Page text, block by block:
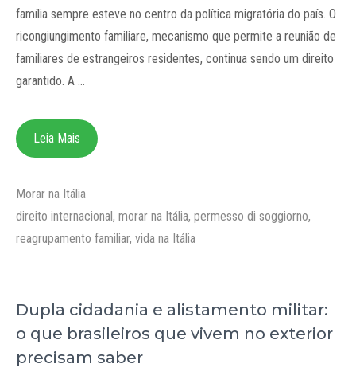
família sempre esteve no centro da política migratória do país. O
ricongiungimento familiare, mecanismo que permite a reunião de
familiares de estrangeiros residentes, continua sendo um direito
garantido. A …
Leia Mais
Categorias
Morar na Itália
Tags
direito internacional, morar na Itália, permesso di soggiorno,
reagrupamento familiar, vida na Itália
Dupla cidadania e alistamento militar:
o que brasileiros que vivem no exterior
precisam saber